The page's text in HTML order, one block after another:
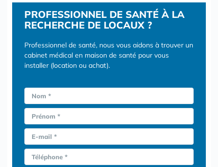
PROFESSIONNEL DE SANTÉ À LA
RECHERCHE DE LOCAUX ?
Professionnel de santé, nous vous aidons à trouver un
cabinet médical en maison de santé pour vous
installer (location ou achat).
Nom *
Prénom *
E-mail *
Téléphone *